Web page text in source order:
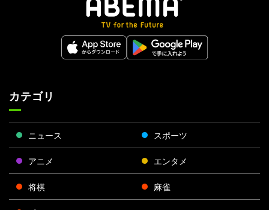
カテゴリ
ニュース スポーツ
アニメ エンタメ
将棋 麻雀